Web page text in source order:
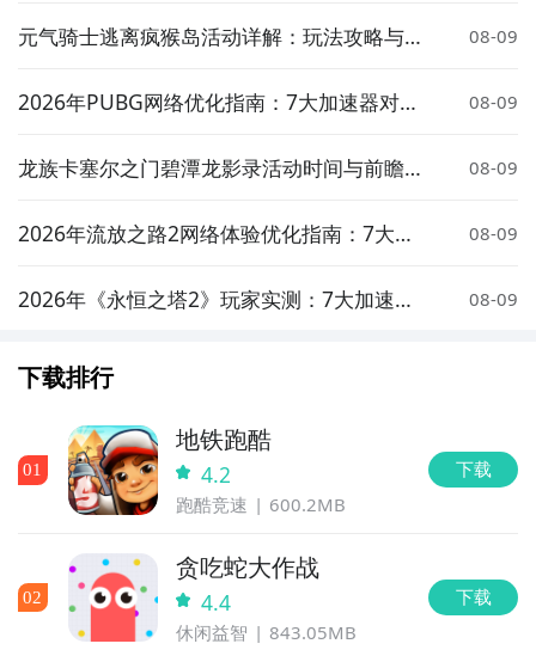
元气骑士逃离疯猴岛活动详解：玩法攻略与奖
08-09
2026年PUBG网络优化指南：7大加速器对比
08-09
龙族卡塞尔之门碧潭龙影录活动时间与前瞻介
08-09
2026年流放之路2网络体验优化指南：7大加
08-09
2026年《永恒之塔2》玩家实测：7大加速器
08-09
下载排行
01
地铁跑酷
4.2
跑酷竞速 600.2MB
下载
02
贪吃蛇大作战
4.4
休闲益智 843.05MB
下载